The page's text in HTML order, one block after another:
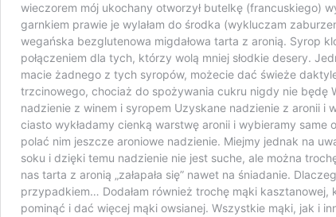
wieczorem mój ukochany otworzył butelkę (francuskiego)
garnkiem prawie je wylałam do środka (wykluczam
wegańska bezglutenowa migdałowa tarta z aronią. Syrop
połączeniem dla tych, którzy wolą mniej słodkie desery.
macie żadnego z tych syropów, możecie dać świeże
trzcinowego, chociaż do spożywania cukru nigdy nie będę
nadzienie z winem i syropem Uzyskane nadzienie z aronii i
ciasto wykładamy cienką warstwę aronii i wybieramy
polać nim jeszcze aroniowe nadzienie. Miejmy jednak na
soku i dzięki temu nadzienie nie jest suche, ale można
nas tarta z aronią „załapała się” nawet na śniadanie.
przypadkiem… Dodałam również trochę mąki kasztanowej,
pominąć i dać więcej mąki owsianej. Wszystkie mąki, jak i